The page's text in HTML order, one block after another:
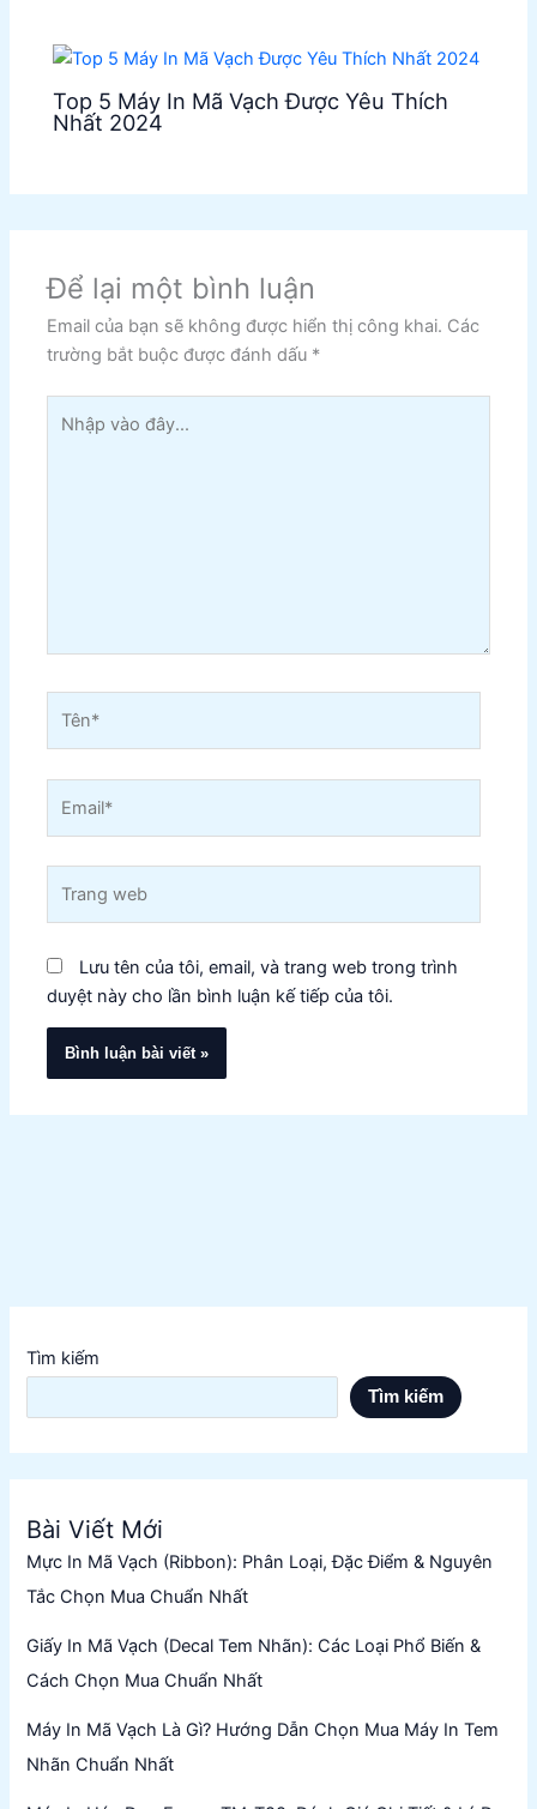
Top 5 Máy In Mã Vạch Được Yêu Thích
Nhất 2024
Để lại một bình luận
Email của bạn sẽ không được hiển thị công khai. Các
trường bắt buộc được đánh dấu *
vào
Lưu tên của tôi, email, và trang web trong trình
duyệt này cho lần bình luận kế tiếp của tôi.
Tìm kiếm
Tìm kiếm
Bài Viết Mới
Mực In Mã Vạch (Ribbon): Phân Loại, Đặc Điểm & Nguyên
Tắc Chọn Mua Chuẩn Nhất
Giấy In Mã Vạch (Decal Tem Nhãn): Các Loại Phổ Biến &
Cách Chọn Mua Chuẩn Nhất
Máy In Mã Vạch Là Gì? Hướng Dẫn Chọn Mua Máy In Tem
Nhãn Chuẩn Nhất